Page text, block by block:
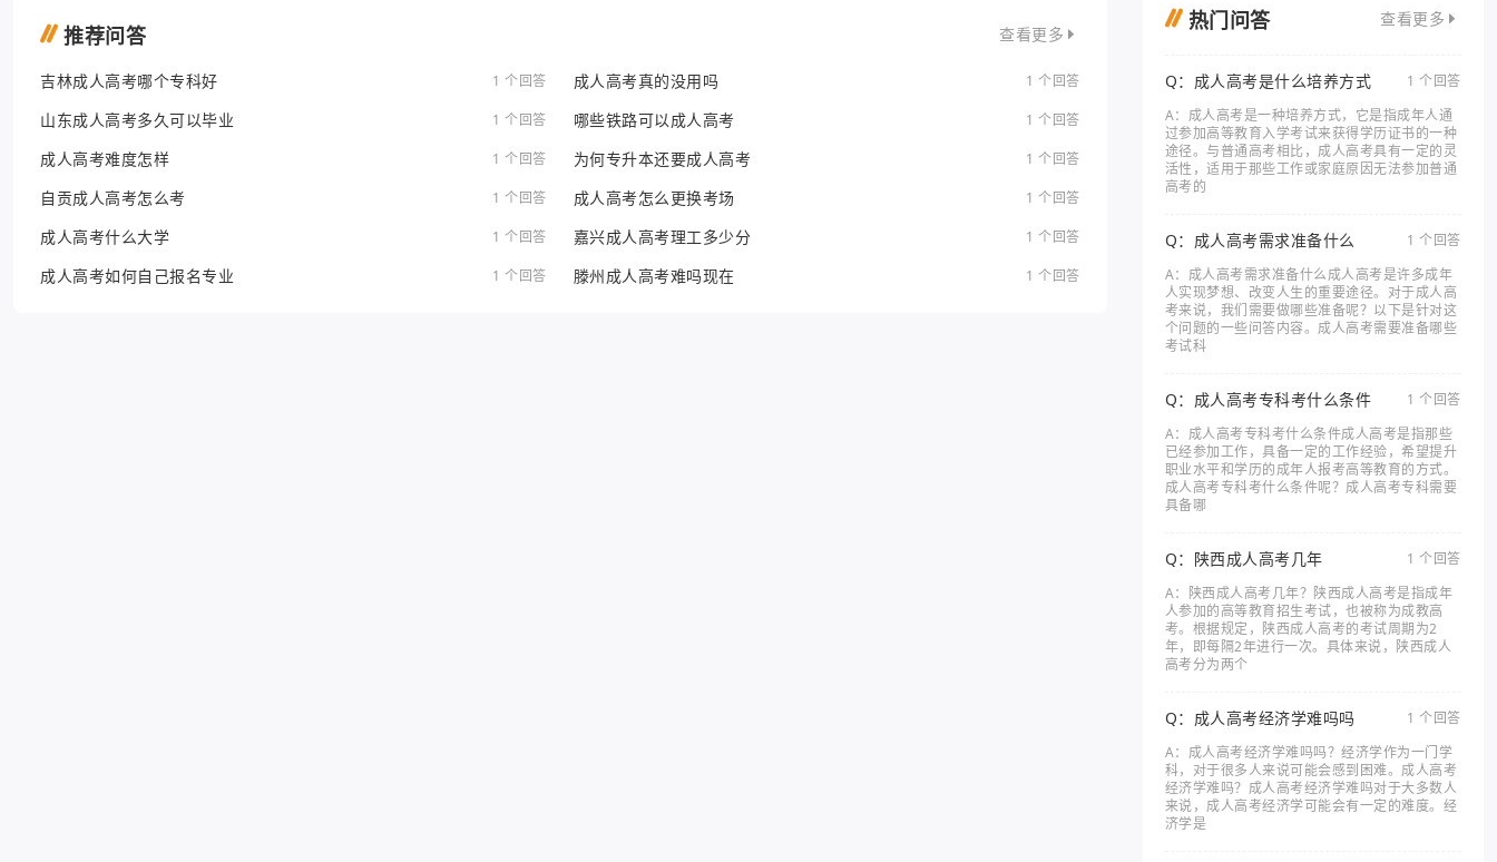
推荐问答 查看更多
吉林成人高考哪个专科好 1 个回答 成人高考真的没用吗 1 个回答
山东成人高考多久可以毕业 1 个回答 哪些铁路可以成人高考 1 个回答
成人高考难度怎样 1 个回答 为何专升本还要成人高考 1 个回答
自贡成人高考怎么考 1 个回答 成人高考怎么更换考场 1 个回答
成人高考什么大学 1 个回答 嘉兴成人高考理工多少分 1 个回答
成人高考如何自己报名专业 1 个回答 滕州成人高考难吗现在 1 个回答
热门问答 查看更多
Q：成人高考是什么培养方式
1 个回答
A：成人高考是一种培养方式，它是指成年人通
过参加高等教育入学考试来获得学历证书的一种
途径。与普通高考相比，成人高考具有一定的灵
活性，适用于那些工作或家庭原因无法参加普通
高考的
Q：成人高考需求准备什么
1 个回答
A：成人高考需求准备什么成人高考是许多成年
人实现梦想、改变人生的重要途径。对于成人高
考来说，我们需要做哪些准备呢？以下是针对这
个问题的一些问答内容。成人高考需要准备哪些
考试科
Q：成人高考专科考什么条件
1 个回答
A：成人高考专科考什么条件成人高考是指那些
已经参加工作，具备一定的工作经验，希望提升
职业水平和学历的成年人报考高等教育的方式。
成人高考专科考什么条件呢？成人高考专科需要
具备哪
Q：陕西成人高考几年
1 个回答
A：陕西成人高考几年？陕西成人高考是指成年
人参加的高等教育招生考试，也被称为成教高
考。根据规定，陕西成人高考的考试周期为2
年，即每隔2年进行一次。具体来说，陕西成人
高考分为两个
Q：成人高考经济学难吗吗
1 个回答
A：成人高考经济学难吗吗？经济学作为一门学
科，对于很多人来说可能会感到困难。成人高考
经济学难吗？成人高考经济学难吗对于大多数人
来说，成人高考经济学可能会有一定的难度。经
济学是